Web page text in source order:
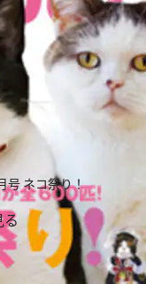
号ネコ祭り！
る